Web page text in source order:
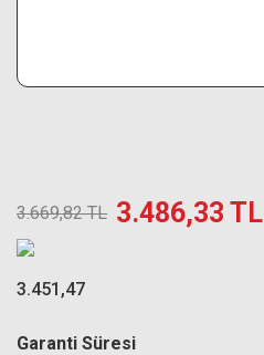
3.669,82 TL 3.486,33 TL
3.451,47
Garanti Süresi